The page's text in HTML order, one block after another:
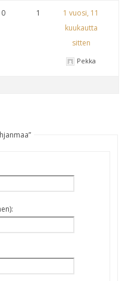
0 1
1 vuosi, 11
kuukautta
sitten
Pekka